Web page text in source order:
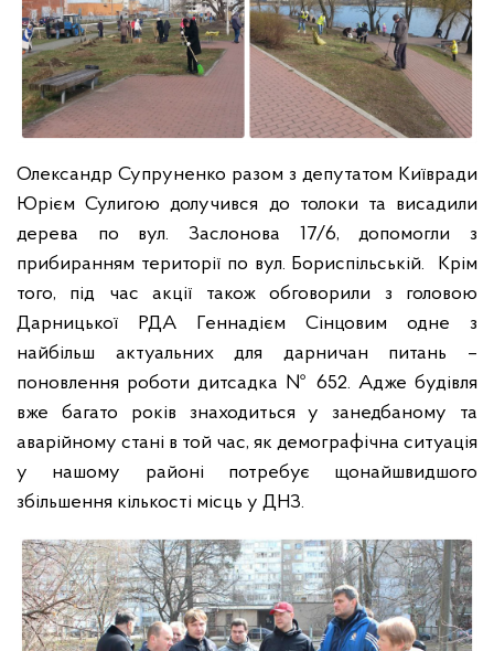
Олександр Супруненко разом з депутатом Київради
Юрієм Сулигою долучився до толоки та висадили
дерева по вул. Заслонова 17/6, допомогли з
прибиранням території по вул. Бориспільській. Крім
того, під час акції також обговорили з головою
Дарницької РДА Геннадієм Сінцовим одне з
найбільш актуальних для дарничан питань –
поновлення роботи дитсадка № 652. Адже будівля
вже багато років знаходиться у занедбаному та
аварійному стані в той час, як демографічна ситуація
у нашому районі потребує щонайшвидшого
збільшення кількості місць у ДНЗ.